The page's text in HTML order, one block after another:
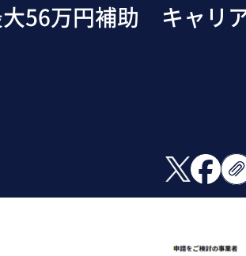
大56万円補助 キャリ